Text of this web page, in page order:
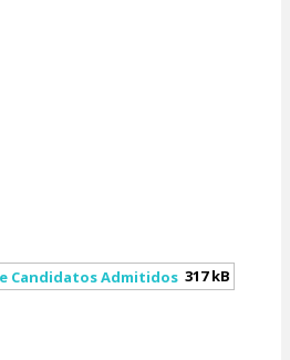
Candidatos Admitidos 317 kB